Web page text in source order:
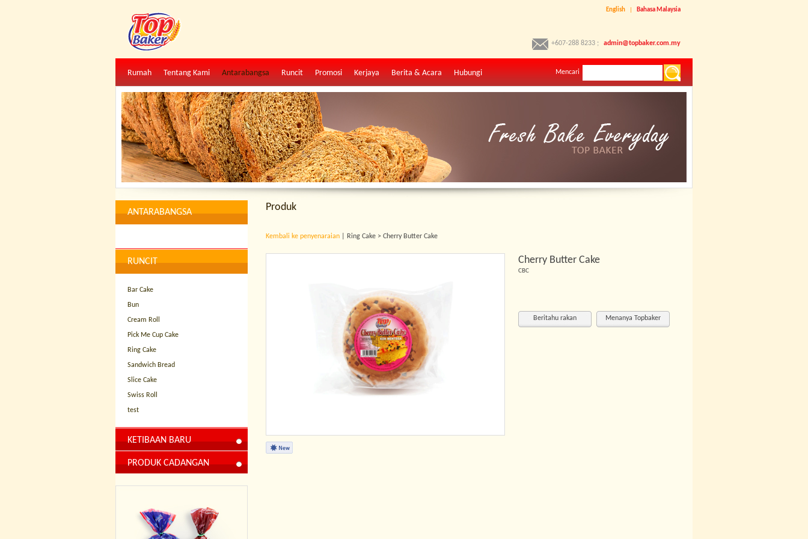
English Bahasa Malaysia
+607-288 8233 ; admin@topbaker.com.my
Rumah Tentang Kami Antarabangsa Runcit Promosi Kerjaya Berita & Acara Hubungi Mencari
ANTARABANGSA
RUNCIT
Bar Cake
Bun
Cream Roll
Pick Me Cup Cake
Ring Cake
Sandwich Bread
Slice Cake
Swiss Roll
test
KETIBAAN BARU
PRODUK CADANGAN
Produk
Kembali ke penyenaraian | Ring Cake > Cherry Butter Cake
Cherry Butter Cake
CBC
Beritahu rakan Menanya Topbaker